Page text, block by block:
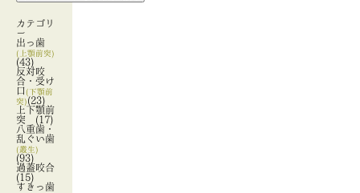
カテゴリ
ー
出っ歯
(上顎前突)
(43)
反対咬
合・受け
口 (下顎前
突)(23)
上下顎前
突 (17)
八重歯・
乱ぐい歯
(叢生)
(93)
過蓋咬合
(15)
すきっ歯